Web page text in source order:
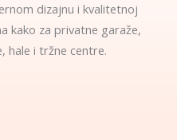
dizajnu i kvalitetnoj
kako za privatne garaže,
hale i tržne centre.